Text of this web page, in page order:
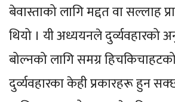
बेवास्ताको लागि मद्दत वा सल्लाह
थियो । यी अध्ययनले दुर्व्यवहारको
बोल्नको लागि समग्र
दुर्व्यवहारका केही प्रकारहरू हुन